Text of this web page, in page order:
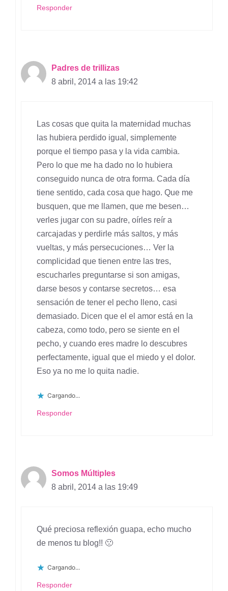
Responder
Padres de trillizas
8 abril, 2014 a las 19:42
Las cosas que quita la maternidad muchas
las hubiera perdido igual, simplemente
porque el tiempo pasa y la vida cambia.
Pero lo que me ha dado no lo hubiera
conseguido nunca de otra forma. Cada día
tiene sentido, cada cosa que hago. Que me
busquen, que me llamen, que me besen…
verles jugar con su padre, oírles reír a
carcajadas y perdirle más saltos, y más
vueltas, y más persecuciones… Ver la
complicidad que tienen entre las tres,
escucharles preguntarse si son amigas,
darse besos y contarse secretos… esa
sensación de tener el pecho lleno, casi
demasiado. Dicen que el el amor está en la
cabeza, como todo, pero se siente en el
pecho, y cuando eres madre lo descubres
perfectamente, igual que el miedo y el dolor.
Eso ya no me lo quita nadie.
Cargando...
Responder
Somos Múltiples
8 abril, 2014 a las 19:49
Qué preciosa reflexión guapa, echo mucho
de menos tu blog!! 🙁
Cargando...
Responder